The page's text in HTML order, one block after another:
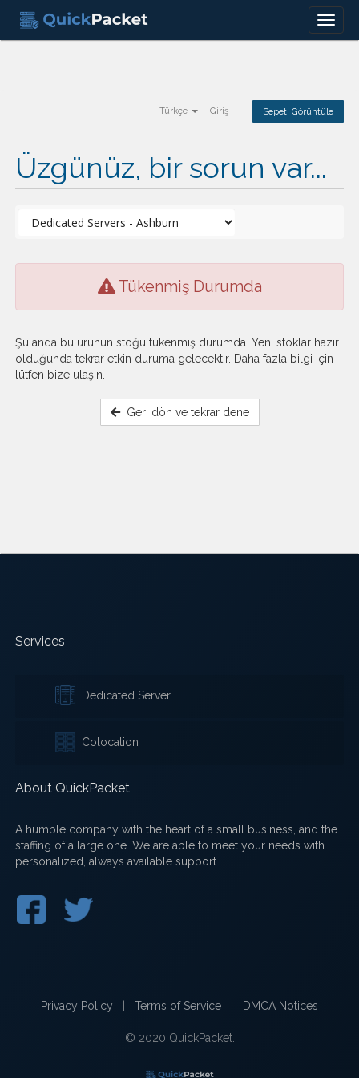
Menu
Türkçe Giriş Sepeti Görüntüle
Üzgünüz, bir sorun var...
Tükenmiş Durumda
Şu anda bu ürünün stoğu tükenmiş durumda. Yeni stoklar hazır
olduğunda tekrar etkin duruma gelecektir. Daha fazla bilgi için
lütfen bize ulaşın.
Geri dön ve tekrar dene
Services
Dedicated Server
Colocation
About QuickPacket
A humble company with the heart of a small business, and the
staffing of a large one. We are able to meet your needs with
personalized, always available support.
Privacy Policy Terms of Service DMCA Notices
© 2020 QuickPacket.